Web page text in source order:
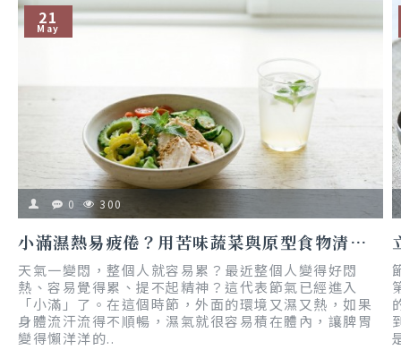
21
May
0 300
小滿濕熱易疲倦？用苦味蔬菜與原型食物清熱去濕，搭配柚香風味打造夏日輕食
天氣一變悶，整個人就容易累？最近整個人變得好悶
熱、容易覺得累、提不起精神？這代表節氣已經進入
「小滿」了。在這個時節，外面的環境又濕又熱，如果
身體流汗流得不順暢，濕氣就很容易積在體內，讓脾胃
變得懶洋洋的..